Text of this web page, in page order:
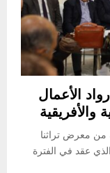
الأعمال
والأفريقية
من معرض تراثنا
عقد في الفترة